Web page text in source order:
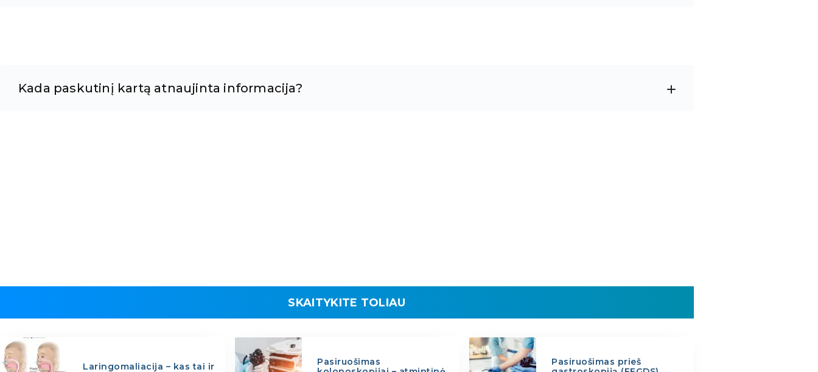
Kada paskutinį kartą atnaujinta informacija?
SKAITYKITE TOLIAU
Laringomaliacija – kas tai ir
Pasiruošimas
Pasiruošimas prieš